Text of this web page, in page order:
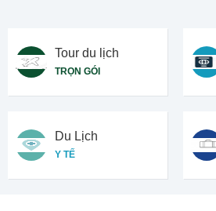
Tour du lịch
TRỌN GÓI
Du Lịch
Y TẾ